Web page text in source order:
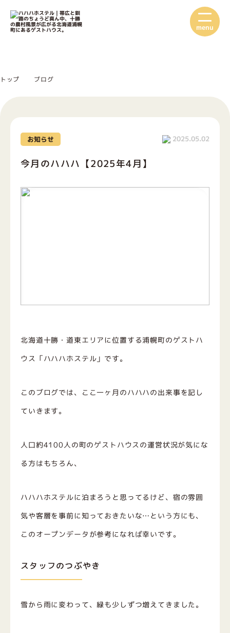
menu
トップ ブログ
お知らせ 2025.05.02
今月のハハハ【2025年4月】
北海道十勝・道東エリアに位置する浦幌町のゲストハ
ウス「ハハハホステル」です。
このブログでは、ここ一ヶ月のハハハの出来事を記し
ていきます。
人口約4100人の町のゲストハウスの運営状況が気にな
る方はもちろん、
ハハハホステルに泊まろうと思ってるけど、宿の雰囲
気や客層を事前に知っておきたいな…という方にも、
このオープンデータが参考になれば幸いです。
スタッフのつぶやき
雪から雨に変わって、緑も少しずつ増えてきました。